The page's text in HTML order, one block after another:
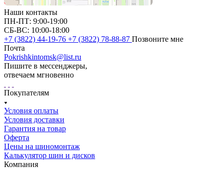
Наши контакты
ПН-ПТ: 9:00-19:00
СБ-ВС: 10:00-18:00
+7 (3822) 44-19-76 +7 (3822) 78-88-87 Позвоните мне
Почта
Pokrishkintomsk@list.ru
Пишите в мессенджеры,
отвечаем мгновенно
Покупателям
Условия оплаты
Условия доставки
Гарантия на товар
Оферта
Цены на шиномонтаж
Калькулятор шин и дисков
Компания